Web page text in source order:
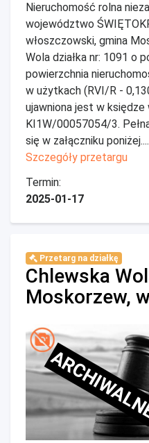
Nieruchomość rolna
województwo
włoszczowski, gmina
Wola działka nr: 1091 o
powierzchnia
w użytkach (RVI/R -
ujawniona jest w
KI1W/00057054/3.
się w załączniku poniżej....
Szczegóły przetargu
Termin:
2025-01-17
Przetarg na działkę
Chlewska
Moskorzew,